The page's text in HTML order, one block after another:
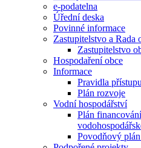
e-podatelna
Úřední deska
Povinné informace
Zastupitelstvo a Rada
Zastupitelstvo
Hospodaření obce
Informace
Pravidla přístupu
Plán rozvoje
Vodní hospodářství
Plán
Povodňový